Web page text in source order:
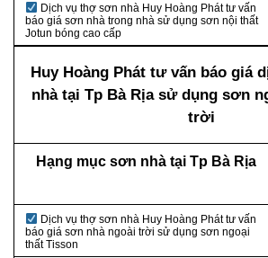
Dịch vụ thợ sơn nhà Huy Hoàng Phát tư vấn
báo giá sơn nhà trong nhà sử dụng sơn nội thất
Jotun bóng cao cấp
Huy Hoàng Phát tư vấn báo giá
nhà tại Tp Bà Rịa sử dụng sơn
trời
Hạng mục sơn nhà tại Tp Bà Rịa
Dịch vụ thợ sơn nhà Huy Hoàng Phát tư vấn
báo giá sơn nhà ngoài trời sử dụng sơn ngoại
thất Tisson